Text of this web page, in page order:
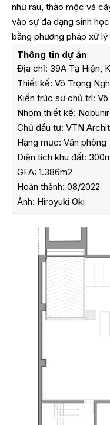
như rau, thảo mộc và
vào sự đa dạng sinh
bằng phương pháp xử lý
Thông tin dự án
Địa chỉ: 39A Tạ Hiện,
Thiết kế: Võ Trọng
Kiến trúc sư chủ trì:
Nhóm thiết kế:
Chủ đầu tư: VTN
Hạng mục: Văn phòng
Diện tích khu đất:
GFA: 1.386m2
Hoàn thành: 08/2022
Ảnh: Hiroyuki Oki